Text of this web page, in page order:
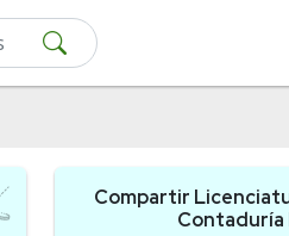
Compartir
Contaduría